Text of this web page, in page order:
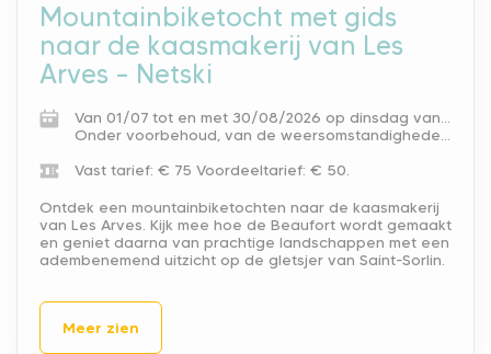
Mountainbiketocht met gids
naar de kaasmakerij van Les
Arves – Netski
Van 01/07 tot en met 30/08/2026 op dinsdag van 9.00 tot 12.00 u.
Onder voorbehoud, van de weersomstandigheden.
Vast tarief: € 75 Voordeeltarief: € 50.
Ontdek een mountainbiketochten naar de kaasmakerij
van Les Arves. Kijk mee hoe de Beaufort wordt gemaakt
en geniet daarna van prachtige landschappen met een
adembenemend uitzicht op de gletsjer van Saint-Sorlin.
Meer zien